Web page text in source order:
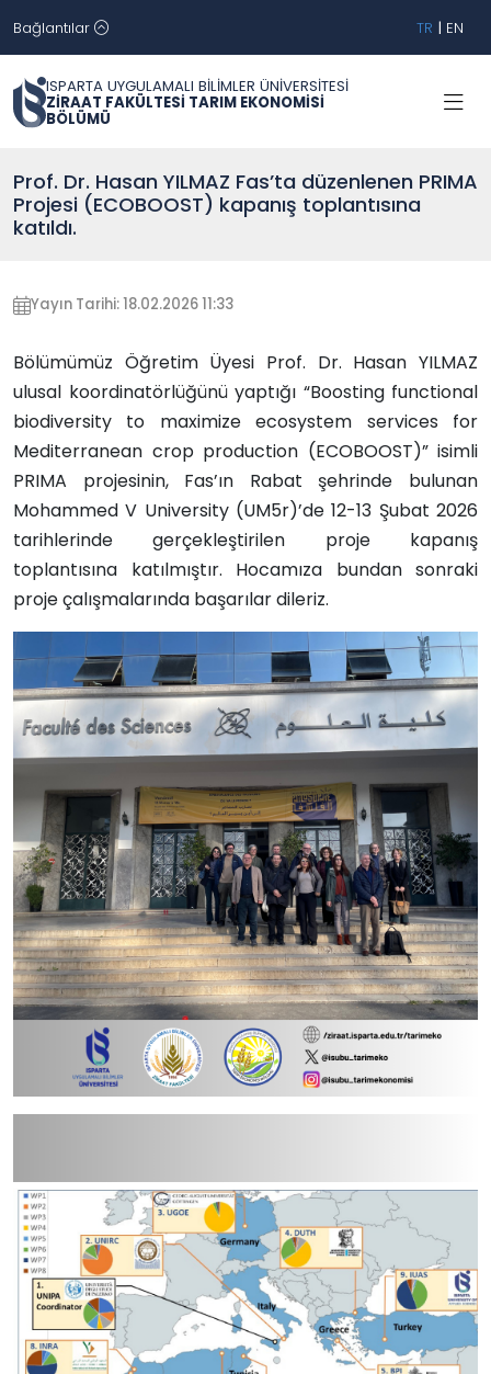
Bağlantılar TR | EN
ISPARTA UYGULAMALI BİLİMLER ÜNİVERSİTESİ
ZİRAAT FAKÜLTESİ TARIM EKONOMİSİ
BÖLÜMÜ
Prof. Dr. Hasan YILMAZ Fas’ta düzenlenen PRIMA
Projesi (ECOBOOST) kapanış toplantısına
katıldı.
Yayın Tarihi: 18.02.2026 11:33
Bölümümüz Öğretim Üyesi Prof. Dr. Hasan YILMAZ
ulusal koordinatörlüğünü yaptığı “Boosting functional
biodiversity to maximize ecosystem services for
Mediterranean crop production (ECOBOOST)” isimli
PRIMA projesinin, Fas’ın Rabat şehrinde bulunan
Mohammed V University (UM5r)’de 12-13 Şubat 2026
tarihlerinde gerçekleştirilen proje kapanış
toplantısına katılmıştır. Hocamıza bundan sonraki
proje çalışmalarında başarılar dileriz.